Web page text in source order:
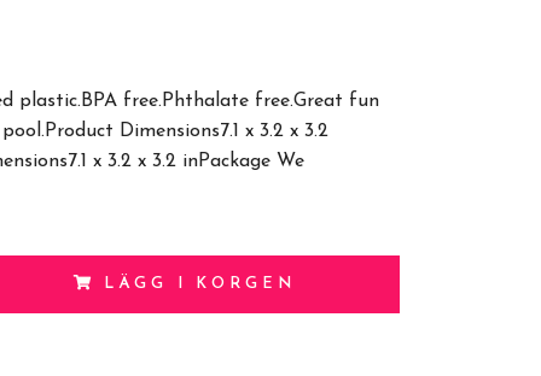
plastic.BPA free.Phthalate free.Great fun
Dimensions7.1 x 3.2 x 3.2
x 3.2 x 3.2 inPackage We
LÄGG I KORGEN